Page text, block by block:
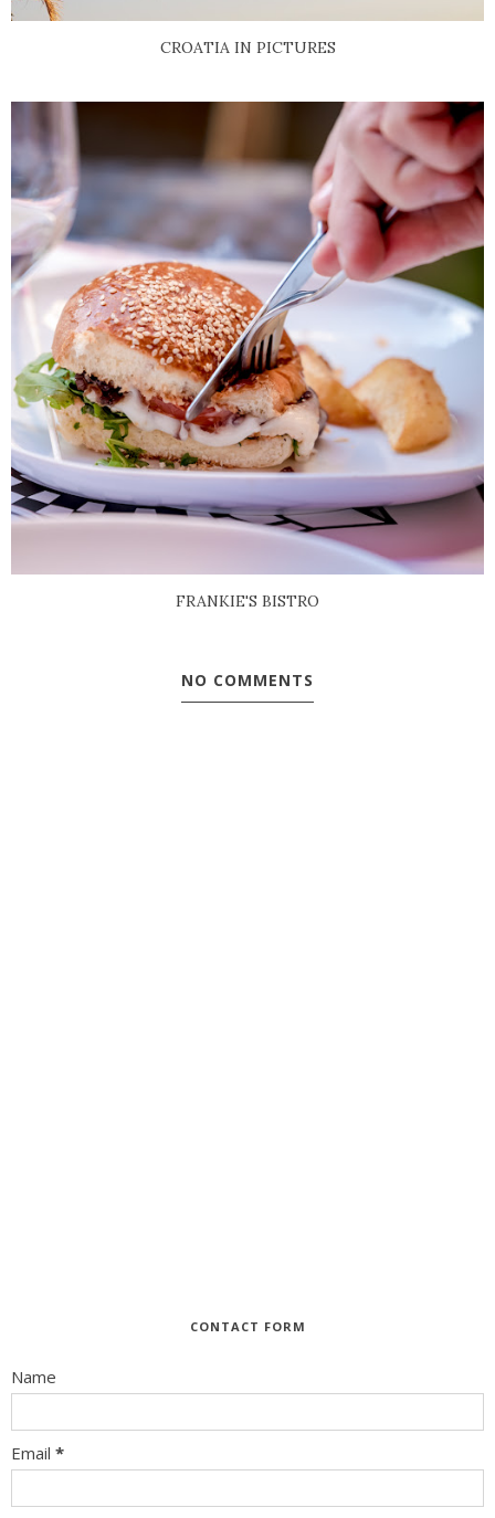
CROATIA IN PICTURES
FRANKIE'S BISTRO
NO COMMENTS
CONTACT FORM
Name
Email *